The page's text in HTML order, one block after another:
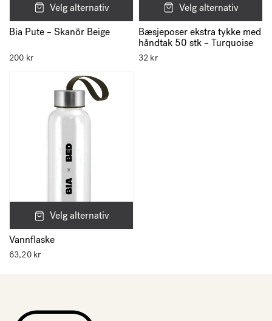
Velg alternativ
Bia Pute – Skanör Beige
200 kr
Velg alternativ
Bæsjeposer ekstra tykke med
håndtak 50 stk – Turquoise
32 kr
Velg alternativ
Vannflaske
63,20 kr